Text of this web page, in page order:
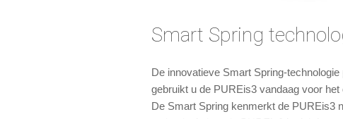
Smart Spring
De innovatieve Smart Spring-
gebruikt u de PUREis3 vandaag voor het
De Smart Spring kenmerkt de PUREis3